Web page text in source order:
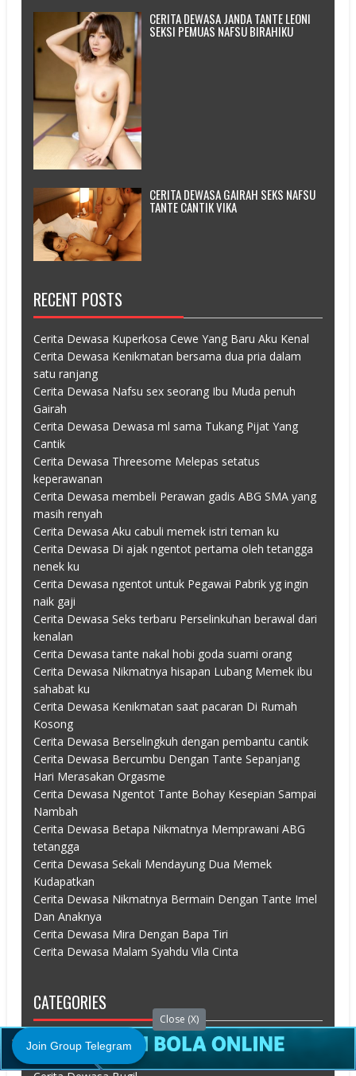
CERITA DEWASA JANDA TANTE LEONI
SEKSI PEMUAS NAFSU BIRAHIKU
CERITA DEWASA GAIRAH SEKS NAFSU
TANTE CANTIK VIKA
RECENT POSTS
Cerita Dewasa Kuperkosa Cewe Yang Baru Aku Kenal
Cerita Dewasa Kenikmatan bersama dua pria dalam
satu ranjang
Cerita Dewasa Nafsu sex seorang Ibu Muda penuh
Gairah
Cerita Dewasa Dewasa ml sama Tukang Pijat Yang
Cantik
Cerita Dewasa Threesome Melepas setatus
keperawanan
Cerita Dewasa membeli Perawan gadis ABG SMA yang
masih renyah
Cerita Dewasa Aku cabuli memek istri teman ku
Cerita Dewasa Di ajak ngentot pertama oleh tetangga
nenek ku
Cerita Dewasa ngentot untuk Pegawai Pabrik yg ingin
naik gaji
Cerita Dewasa Seks terbaru Perselinkuhan berawal dari
kenalan
Cerita Dewasa tante nakal hobi goda suami orang
Cerita Dewasa Nikmatnya hisapan Lubang Memek ibu
sahabat ku
Cerita Dewasa Kenikmatan saat pacaran Di Rumah
Kosong
Cerita Dewasa Berselingkuh dengan pembantu cantik
Cerita Dewasa Bercumbu Dengan Tante Sepanjang
Hari Merasakan Orgasme
Cerita Dewasa Ngentot Tante Bohay Kesepian Sampai
Nambah
Cerita Dewasa Betapa Nikmatnya Memprawani ABG
tetangga
Cerita Dewasa Sekali Mendayung Dua Memek
Kudapatkan
Cerita Dewasa Nikmatnya Bermain Dengan Tante Imel
Dan Anaknya
Cerita Dewasa Mira Dengan Bapa Tiri
Cerita Dewasa Malam Syahdu Vila Cinta
CATEGORIES
Cerita Dewasa Abg
Cerita Dewasa Boking
Close (X)
Join Group Telegram